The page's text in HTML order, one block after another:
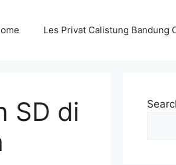
Les Privat Calistung Bandung
SD di